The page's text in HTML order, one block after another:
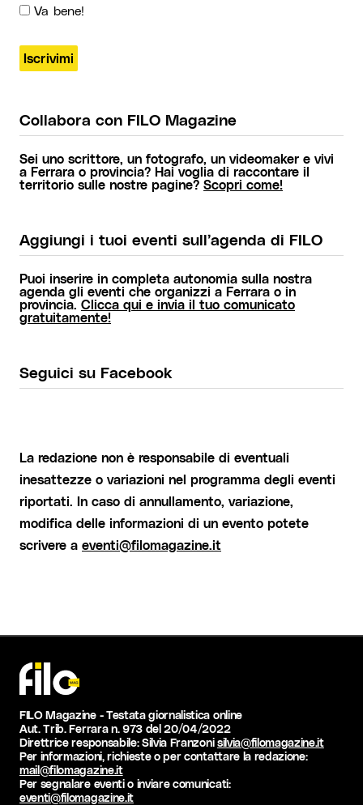
Va bene!
Collabora con FILO Magazine
Sei uno scrittore, un fotografo, un videomaker e vivi
a Ferrara o provincia? Hai voglia di raccontare il
territorio sulle nostre pagine? Scopri come!
Aggiungi i tuoi eventi sull’agenda di FILO
Puoi inserire in completa autonomia sulla nostra
agenda gli eventi che organizzi a Ferrara o in
provincia. Clicca qui e invia il tuo comunicato
gratuitamente!
Seguici su Facebook
La redazione non è responsabile di eventuali
inesattezze o variazioni nel programma degli eventi
riportati. In caso di annullamento, variazione,
modifica delle informazioni di un evento potete
scrivere a eventi@filomagazine.it
FILO Magazine - Testata giornalistica online
Aut. Trib. Ferrara n. 973 del 20/04/2022
Direttrice responsabile: Silvia Franzonisilvia@filomagazine.it
Per informazioni, richieste o per contattare la redazione:
mail@filomagazine.it
Per segnalare eventi o inviare comunicati:
eventi@filomagazine.it